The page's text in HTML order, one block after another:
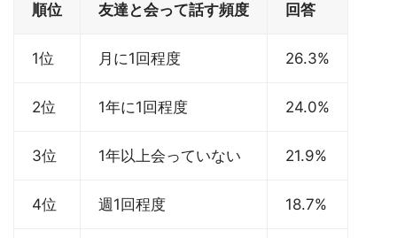
順位 友達と会って話す頻度 回答
1位 月に1回程度 26.3%
2位 1年に1回程度 24.0%
3位 1年以上会っていない 21.9%
4位 週1回程度 18.7%